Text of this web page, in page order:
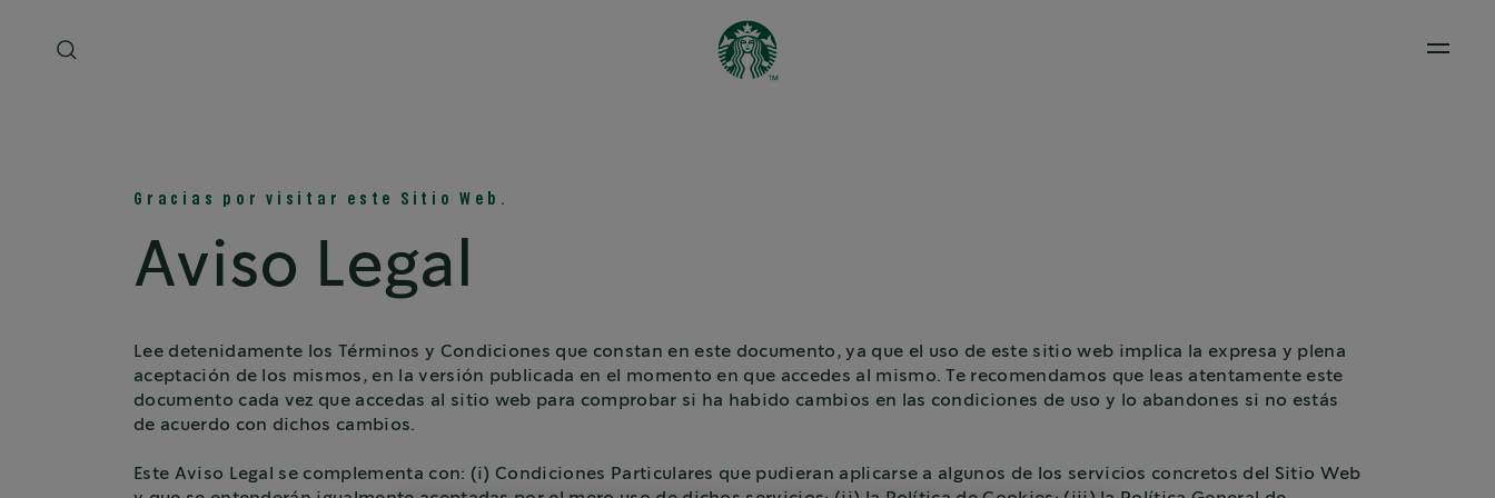
Open
Gracias por visitar este Sitio Web.
Aviso Legal
Lee detenidamente los Términos y Condiciones que constan en este documento, ya que el uso de este sitio web implica la expresa y plena
aceptación de los mismos, en la versión publicada en el momento en que accedes al mismo. Te recomendamos que leas atentamente este
documento cada vez que accedas al sitio web para comprobar si ha habido cambios en las condiciones de uso y lo abandones si no estás
de acuerdo con dichos cambios.
Este Aviso Legal se complementa con: (i) Condiciones Particulares que pudieran aplicarse a algunos de los servicios concretos del Sitio Web